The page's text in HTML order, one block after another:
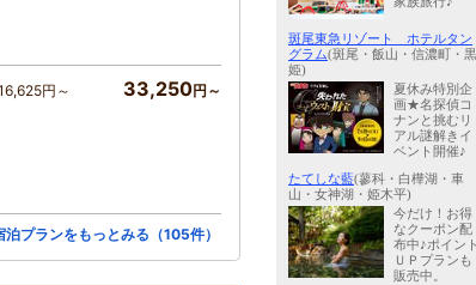
円～ 33,250円～
泊プランをもっとみる（105件）
斑尾東急リゾート ホテルタン
グラム(斑尾・飯山・信濃町・黒
姫)
夏休み特別企
画★名探偵コ
ナンと挑むリ
アル謎解きイ
ベント開催♪
たてしな藍(蓼科・白樺湖・車
山・女神湖・姫木平)
今だけ！お得
なクーポン配
布中♪ポイン
ＵＰプランも
販売中。